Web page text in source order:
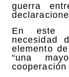
guerra
En este
necesidad
elemento
“una
cooperación